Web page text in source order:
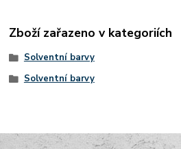
Zboží zařazeno v kategoriích
Solventní barvy
Solventní barvy